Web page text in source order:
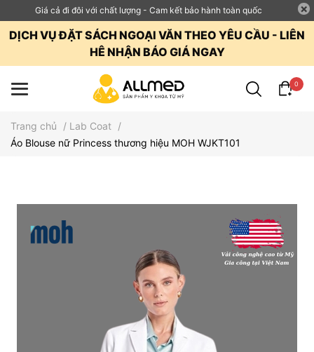
Giá cả đi đôi với chất lượng - Cam kết bảo hành toàn quốc
DỊCH VỤ ĐẶT SÁCH NGOẠI VĂN THEO YÊU CẦU - LIÊN
HÊ NHẬN BÁO GIÁ NGAY
0
Trang chủ / Lab Coat /
Áo Blouse nữ Princess thương hiệu MOH WJKT101